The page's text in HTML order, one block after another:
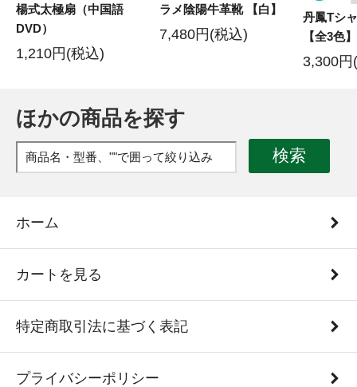
楊式太極扇（中国語
DVD）
1,210円(税込)
ラメ陰陽牛革靴 【白】
7,480円(税込)
丹鳳Tシ
【全3色】
3,300円
ほかの商品を探す
検索
ホーム
カートを見る
特定商取引法に基づく表記
プライバシーポリシー